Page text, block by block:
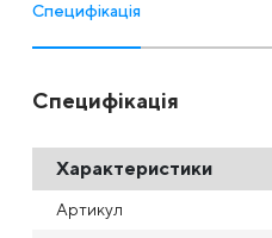
Специфікація
Специфікація
Характеристики
Артикул